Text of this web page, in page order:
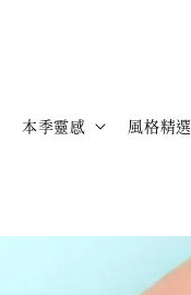
本季靈感 風格精選